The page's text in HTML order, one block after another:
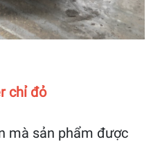
chỉ đỏ
mà sản phẩm được